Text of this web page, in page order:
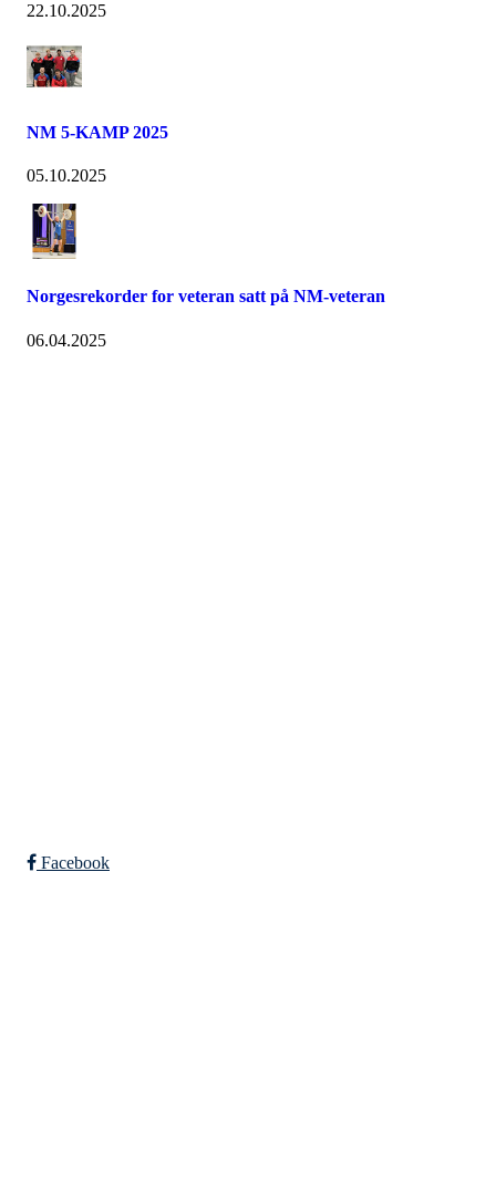
22.10.2025
NM 5-KAMP 2025
05.10.2025
Norgesrekorder for veteran satt på NM-veteran
06.04.2025
Facebook